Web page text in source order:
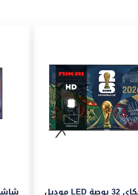
شاشة نيكاي 32 بوصة LED موديل